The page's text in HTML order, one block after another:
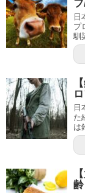
日
プ
馴
日
た
は